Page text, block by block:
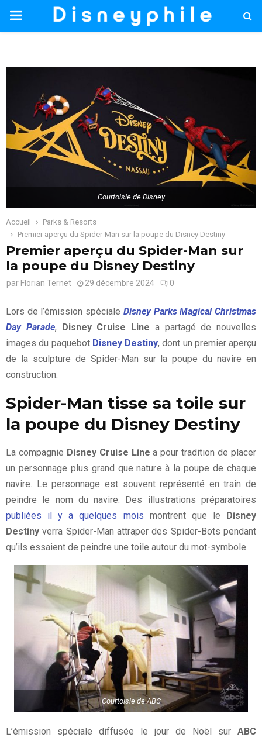
PRIMARY
Courtoisie de Disney
Accueil
Parks & Resorts
Premier aperçu du Spider-Man sur la poupe du Disney Destiny
Premier aperçu du Spider-Man sur
la poupe du Disney Destiny
par Florian Ternet 29 décembre 2024 0
Lors de l’émission spéciale Disney Parks Magical Christmas
Day Parade, Disney Cruise Line a partagé de nouvelles
images du paquebot Disney Destiny, dont un premier aperçu
de la sculpture de Spider-Man sur la poupe du navire en
construction.
Spider-Man tisse sa toile sur
la poupe du Disney Destiny
La compagnie Disney Cruise Line a pour tradition de placer
un personnage plus grand que nature à la poupe de chaque
navire. Le personnage est souvent représenté en train de
peindre le nom du navire. Des illustrations préparatoires
publiées il y a quelques mois montrent que le Disney
Destiny verra Spider-Man attraper des Spider-Bots pendant
qu’ils essaient de peindre une toile autour du mot-symbole.
Courtoisie de ABC
L’émission spéciale diffusée le jour de Noël sur ABC